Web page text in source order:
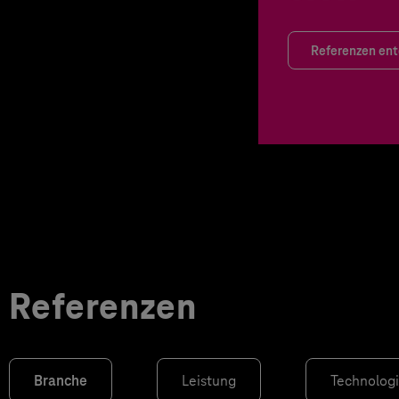
Referenzen
Referenzen
Branche Leistung